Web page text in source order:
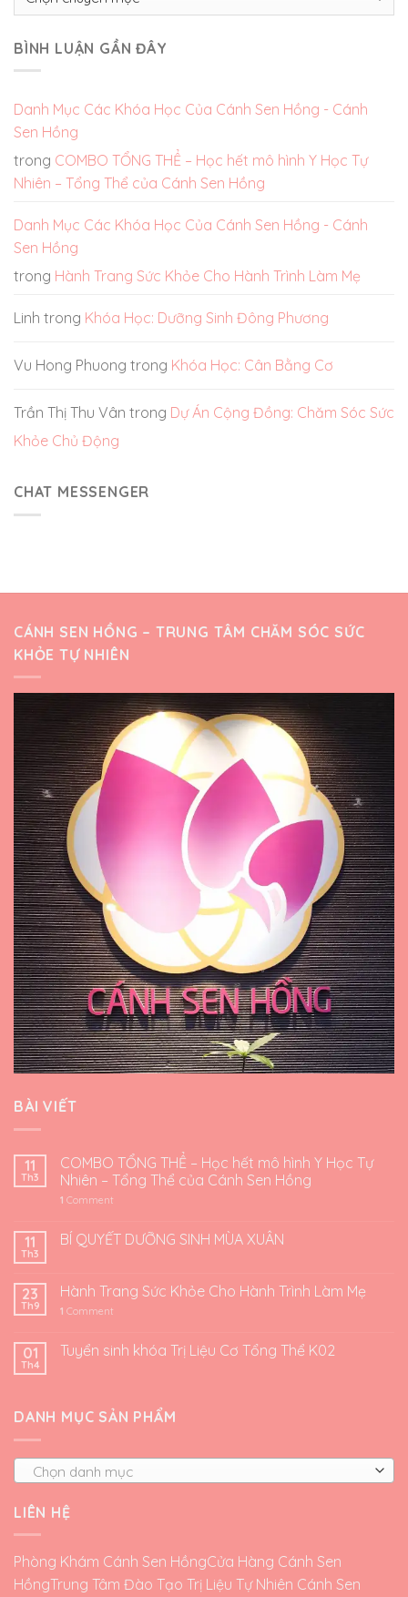
BÌNH LUẬN GẦN ĐÂY
Danh Mục Các Khóa Học Của Cánh Sen Hồng - Cánh
Sen Hồng
trong COMBO TỔNG THỂ – Học hết mô hình Y Học Tự
Nhiên – Tổng Thể của Cánh Sen Hồng
Danh Mục Các Khóa Học Của Cánh Sen Hồng - Cánh
Sen Hồng
trong Hành Trang Sức Khỏe Cho Hành Trình Làm Mẹ
Linh trong Khóa Học: Dưỡng Sinh Đông Phương
Vu Hong Phuong trong Khóa Học: Cân Bằng Cơ
Trần Thị Thu Vân trong Dự Án Cộng Đồng: Chăm Sóc Sức
Khỏe Chủ Động
CHAT MESSENGER
CÁNH SEN HỒNG – TRUNG TÂM CHĂM SÓC SỨC
KHỎE TỰ NHIÊN
BÀI VIẾT
11
Th3
COMBO TỔNG THỂ – Học hết mô hình Y Học Tự
Nhiên – Tổng Thể của Cánh Sen Hồng
1 Comment
11
Th3
BÍ QUYẾT DƯỠNG SINH MÙA XUÂN
23
Th9
Hành Trang Sức Khỏe Cho Hành Trình Làm Mẹ
1 Comment
01
Th4
Tuyển sinh khóa Trị Liệu Cơ Tổng Thể K02
DANH MỤC SẢN PHẨM
Chọn danh mục
LIÊN HỆ
Phòng Khám Cánh Sen HồngCửa Hàng Cánh Sen
HồngTrung Tâm Đào Tạo Trị Liệu Tự Nhiên Cánh Sen